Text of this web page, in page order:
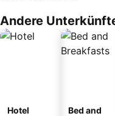
Andere
Hotel
Bed and